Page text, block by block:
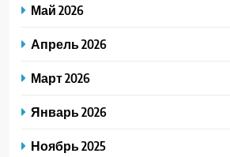
Май 2026
Апрель 2026
Март 2026
Январь 2026
Ноябрь 2025